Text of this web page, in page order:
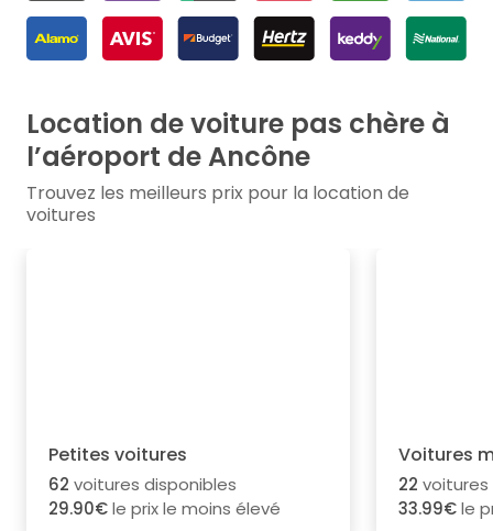
Location de voiture pas chère à
l’aéroport de Ancône
Trouvez les meilleurs prix pour la location de
voitures
Petites voitures
62 voitures disponibles
29.90€le prix le moins élevé
Voitures
22 voitures
33.99€le